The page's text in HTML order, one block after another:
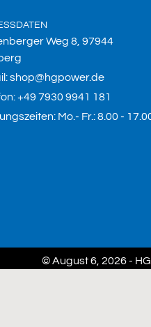
Weg 8, 97944
shop@hgpower.de
+49 7930 9941 181
Mo.- Fr.: 8.00 -
© August 6, 2026 -